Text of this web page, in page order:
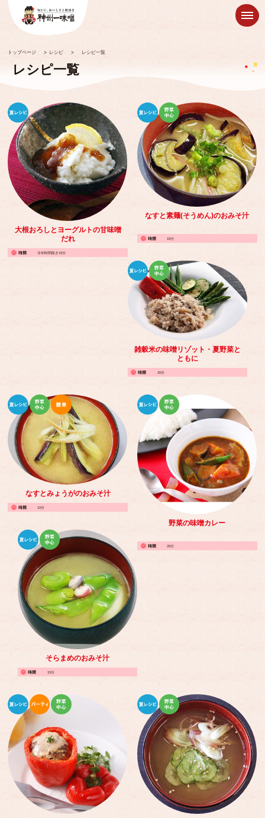
トップページ > レシピ > レシピ一覧
レシピ一覧
大根おろしとヨーグルトの甘味噌
だれ
冷却時間除き15分
なすと素麺(そうめん)のおみそ汁
15分
雑穀米の味噌リゾット・夏野菜と
ともに
20分
野菜の味噌カレー
25分
なすとみょうがのおみそ汁
10分
そらまめのおみそ汁
15分